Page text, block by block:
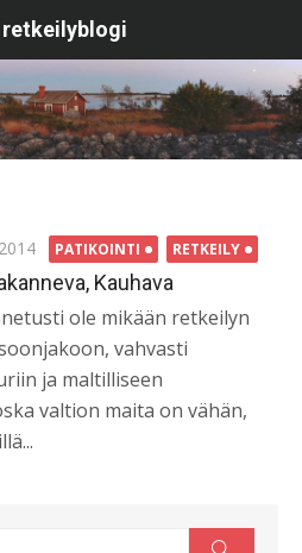
retkeilyblogi
PATIKOINTI RETKEILY
Kauhava
ole mikään retkeilyn
vahvasti
ja maltilliseen
valtion maita on vähän,